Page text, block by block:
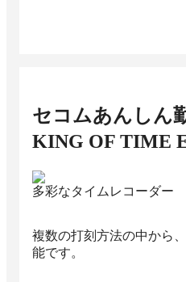
セコムあんしん
KING OF TIME
多彩なタイムレコーダー
複数の打刻方法の中から
能です。